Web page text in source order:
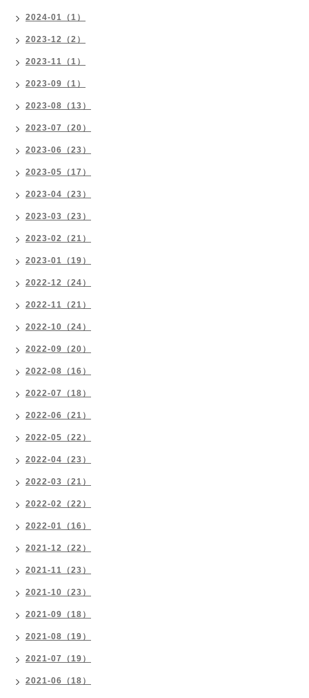
2024-01（1）
2023-12（2）
2023-11（1）
2023-09（1）
2023-08（13）
2023-07（20）
2023-06（23）
2023-05（17）
2023-04（23）
2023-03（23）
2023-02（21）
2023-01（19）
2022-12（24）
2022-11（21）
2022-10（24）
2022-09（20）
2022-08（16）
2022-07（18）
2022-06（21）
2022-05（22）
2022-04（23）
2022-03（21）
2022-02（22）
2022-01（16）
2021-12（22）
2021-11（23）
2021-10（23）
2021-09（18）
2021-08（19）
2021-07（19）
2021-06（18）